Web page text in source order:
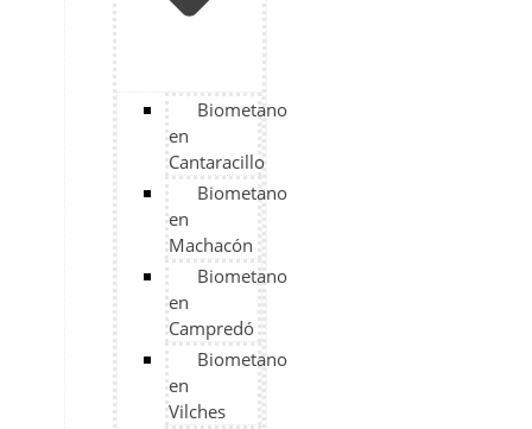
Biometano
en
Cantaracillo
Biometano
en
Machacón
Biometano
en
Campredó
Biometano
en
Vilches